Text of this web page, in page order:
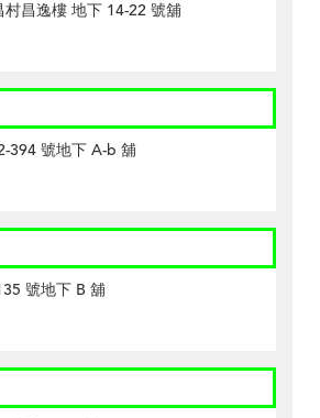
昌逸樓 地下 14-22 號舖
394 號地下 A-b 舖
號地下 B 舖